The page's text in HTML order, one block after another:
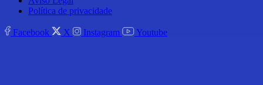
Política de privacidade
Facebook X Instagram Youtube